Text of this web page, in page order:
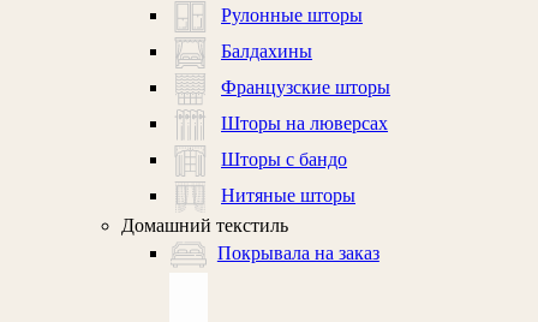
Рулонные шторы
Балдахины
Французские шторы
Шторы на люверсах
Шторы с бандо
Нитяные шторы
Домашний текстиль
Покрывала на заказ